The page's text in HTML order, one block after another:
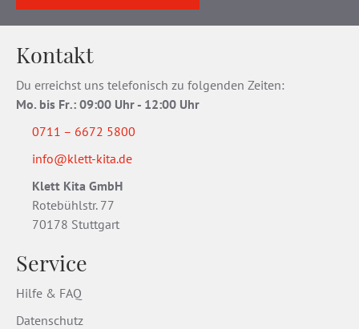
Kontakt
Du erreichst uns telefonisch zu folgenden Zeiten:
Mo. bis Fr.: 09:00 Uhr - 12:00 Uhr
0711 – 6672 5800
info@klett-kita.de
Klett Kita GmbH
Rotebühlstr. 77
70178 Stuttgart
Service
Hilfe & FAQ
Datenschutz